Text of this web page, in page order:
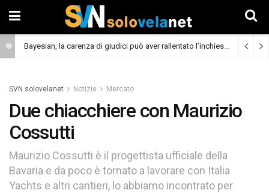
Bayesian, la carenza di giudici può aver rallentato l’inchiesta (Cronaca)
SVN solovelanet Notizie Mercato
Due chiacchiere con Maurizio
Cossutti
Maurizio Cossutti è il progettista ufficiale della
Bavaria e da poco è tornato a lavorare con Italia
Yachts e altri cantieri, lo abbiamo incontrato per